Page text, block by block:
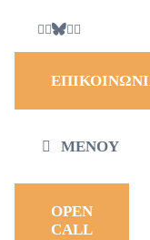
ΜΕΝΟΎ
OPEN
CALL